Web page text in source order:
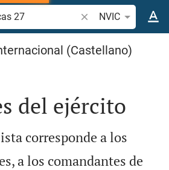
Buscar versículo
NVIC
(Castellano)
del ejército
corresponde a los
a los comandantes de